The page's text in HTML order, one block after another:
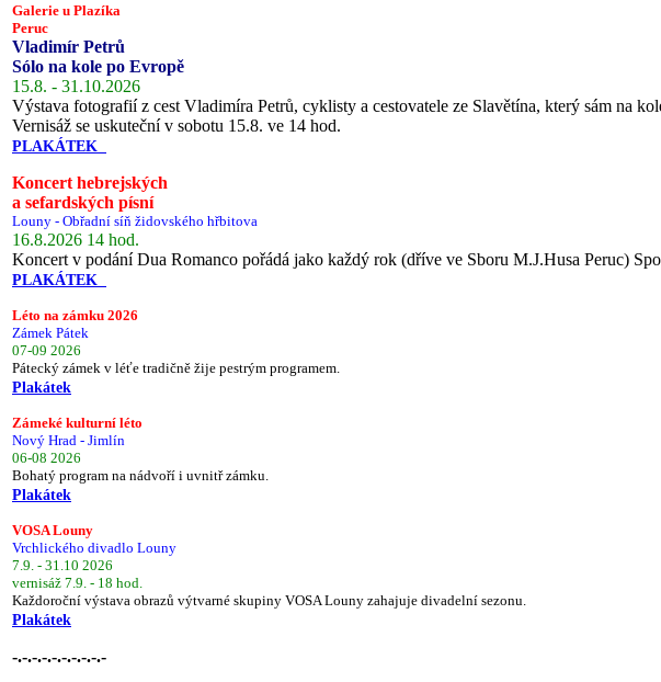
Galerie u Plazíka
Peruc
Vladimír Petrů
Sólo na kole po Evropě
15.8. - 31.10.2026
Výstava fotografií z cest Vladimíra Petrů, cyklisty a cestovatele ze Slavětína, který sám na
Vernisáž se uskuteční v sobotu 15.8. ve 14 hod.
PLAKÁTEK
Koncert hebrejských
a sefardských písní
Louny - Obřadní síň židovského hřbitova
16.8.2026 14 hod.
Koncert v podání Dua Romanco pořádá jako každý rok (dříve ve Sboru M.J.Husa Peruc)
PLAKÁTEK
Léto na zámku 2026
Zámek Pátek
07-09 2026
Pátecký zámek v léťe tradičně žije pestrým programem.
Plakátek
Zámeké kulturní léto
Nový Hrad - Jimlín
06-08 2026
Bohatý program na nádvoří i uvnitř zámku.
Plakátek
VOSA Louny
Vrchlického divadlo Louny
7.9. - 31.10 2026
vernisáž 7.9. - 18 hod.
Každoroční výstava obrazů výtvarné skupiny VOSA Louny zahajuje divadelní sezonu.
Plakátek
-.-.-.-.-.-.-.-.-.-